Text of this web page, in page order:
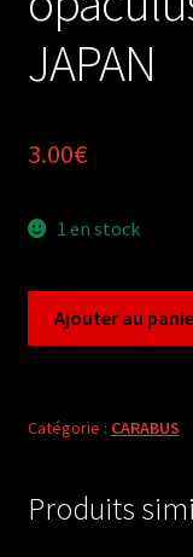
JAPAN
3.00€
1 en stock
opaculus
from
Ajouter au
Catégorie : CARABUS
Produits